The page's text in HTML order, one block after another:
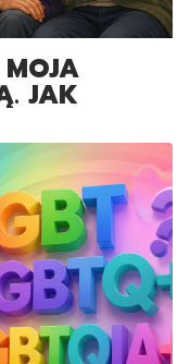
MOJA
JAK